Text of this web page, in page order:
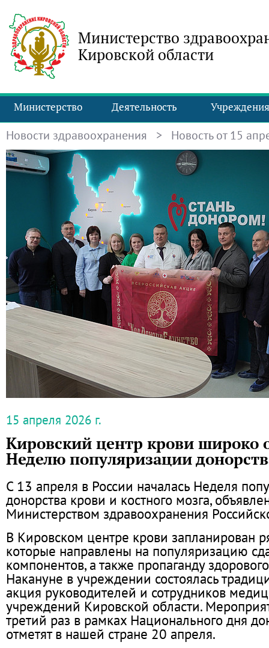
Министерство
Кировской области
Министерство Деятельность Учреждения
Новости здравоохранения > Новость от 15
15 апреля 2026 г.
Кировский центр крови широко
Неделю популяризации
С 13 апреля в России началась Неделя
донорства крови и костного мозга,
Министерством здравоохранения
В Кировском центре крови запланирован
которые направлены на популяризацию
компонентов, а также пропаганду
Накануне в учреждении состоялась
акция руководителей и сотрудников
учреждений Кировской области.
третий раз в рамках Национального дня
отметят в нашей стране 20 апреля.